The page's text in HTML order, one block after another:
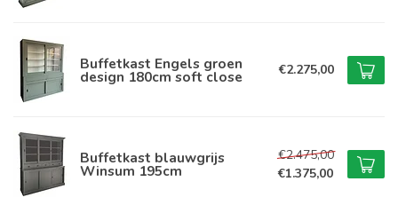
Buffetkast Engels groen
design 180cm soft close €2.275,00
Buffetkast blauwgrijs
Winsum 195cm
€2.475,00
€1.375,00